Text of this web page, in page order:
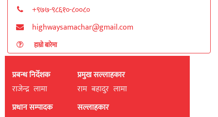
+९७७-९८६१०-८००८०
highwaysamachar@gmail.com
हाम्रो बारेमा
प्रबन्ध निर्देशक
राजेन्द्र लामा
प्रधान सम्पादक
प्रमुख सल्लाहकार
राम बहादुर लामा
सल्लाहकार